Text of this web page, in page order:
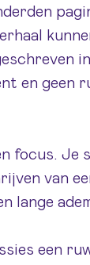
en geen
focus.
van
lange
een